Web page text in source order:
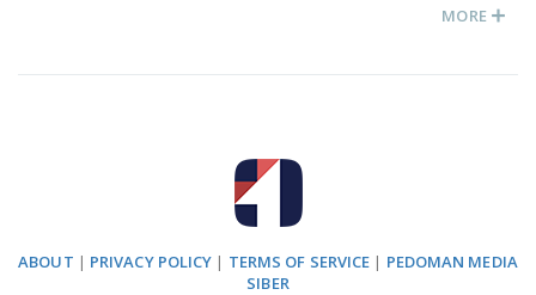
MORE
ABOUT | PRIVACY POLICY | TERMS OF SERVICE | PEDOMAN MEDIA
SIBER